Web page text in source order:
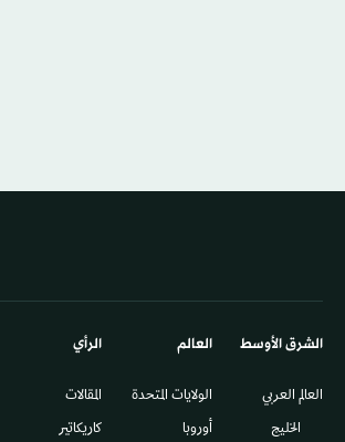
الشرق الأوسط​
العالم العربي
الخليج
العالم
الولايات المتحدة
أوروبا
الرأي
المقالات
كاريكاتير